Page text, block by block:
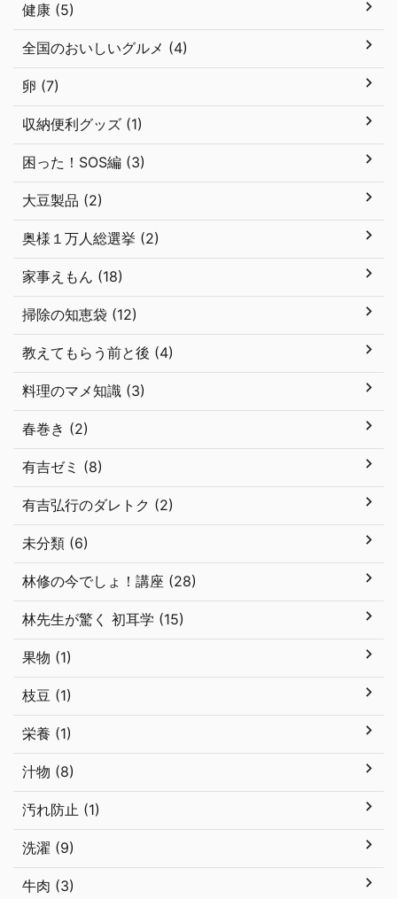
健康 (5)
全国のおいしいグルメ (4)
卵 (7)
収納便利グッズ (1)
困った！SOS編 (3)
大豆製品 (2)
奥様１万人総選挙 (2)
家事えもん (18)
掃除の知恵袋 (12)
教えてもらう前と後 (4)
料理のマメ知識 (3)
春巻き (2)
有吉ゼミ (8)
有吉弘行のダレトク (2)
未分類 (6)
林修の今でしょ！講座 (28)
林先生が驚く 初耳学 (15)
果物 (1)
枝豆 (1)
栄養 (1)
汁物 (8)
汚れ防止 (1)
洗濯 (9)
牛肉 (3)